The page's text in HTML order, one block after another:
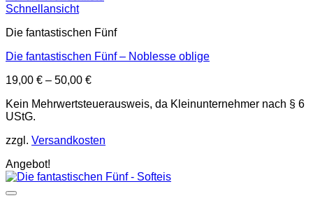
Schnellansicht
Die fantastischen Fünf
Die fantastischen Fünf – Noblesse oblige
19,00 € – 50,00 €
Kein Mehrwertsteuerausweis, da Kleinunternehmer nach § 6
UStG.
zzgl. Versandkosten
Angebot!